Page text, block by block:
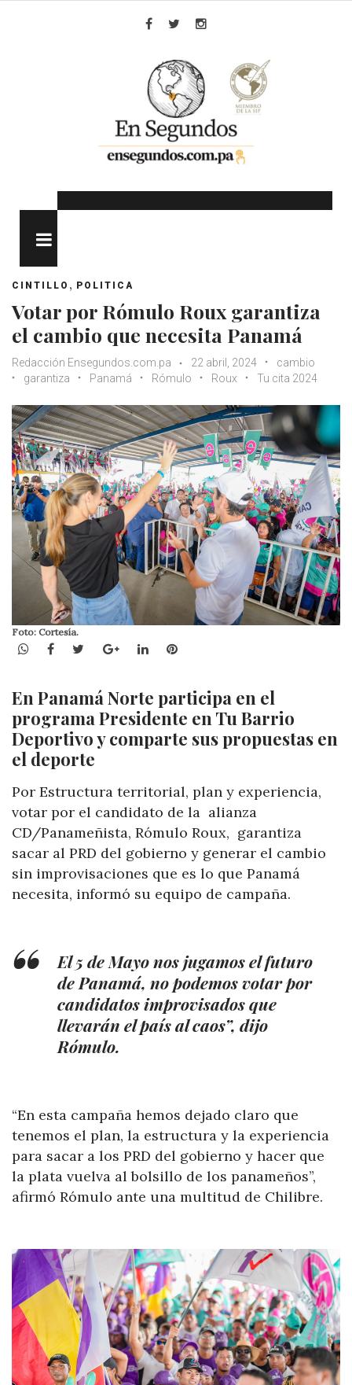
CINTILLO , POLITICA
Votar por Rómulo Roux garantiza
el cambio que necesita Panamá
Redacción Ensegundos.com.pa 22 abril, 2024
cambio
garantiza
Panamá Rómulo Roux Tu cita 2024
Foto: Cortesía.
WhatsApp
Facebook
TwitterGoogle+LinkedInPinterest
En Panamá Norte participa en el
programa Presidente en Tu Barrio
Deportivo y comparte sus propuestas en
el deporte
Por Estructura territorial, plan y experiencia,
votar por el candidato de la alianza
CD/Panameñista, Rómulo Roux, garantiza
sacar al PRD del gobierno y generar el cambio
sin improvisaciones que es lo que Panamá
necesita, informó su equipo de campaña.
El 5 de Mayo nos jugamos el futuro
de Panamá, no podemos votar por
candidatos improvisados que
llevarán el país al caos”, dijo
Rómulo.
“En esta campaña hemos dejado claro que
tenemos el plan, la estructura y la experiencia
para sacar a los PRD del gobierno y hacer que
la plata vuelva al bolsillo de los panameños”,
afirmó Rómulo ante una multitud de Chilibre.